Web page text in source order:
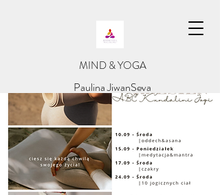
​MIND & YOGA
​Paulina JiwanSeva